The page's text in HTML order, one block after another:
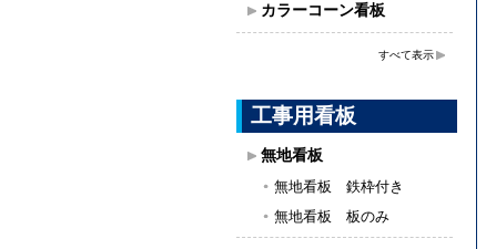
カラーコーン看板
すべて表示
工事用看板
無地看板
無地看板 鉄枠付き
無地看板 板のみ